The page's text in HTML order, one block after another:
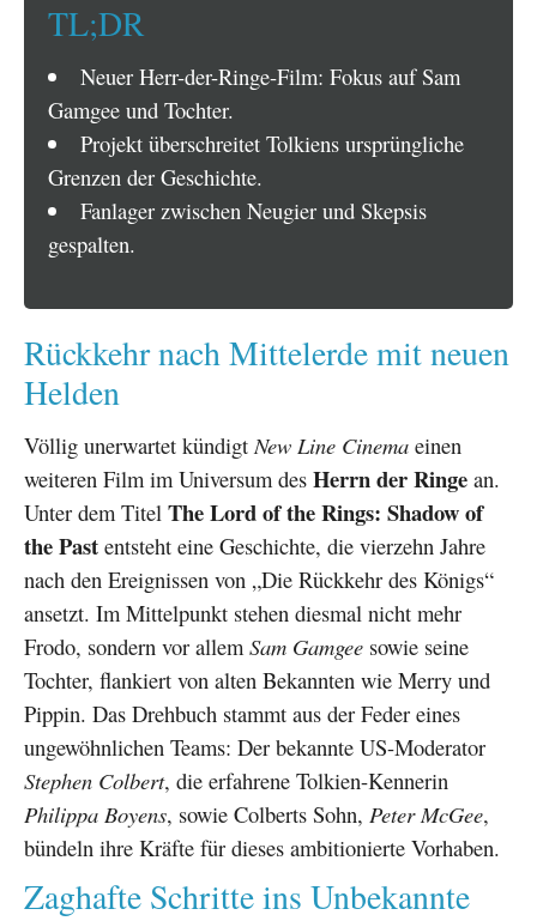
TL;DR
Neuer Herr-der-Ringe-Film: Fokus auf Sam
Gamgee und Tochter.
Projekt überschreitet Tolkiens ursprüngliche
Grenzen der Geschichte.
Fanlager zwischen Neugier und Skepsis
gespalten.
Rückkehr nach Mittelerde mit neuen
Helden
Völlig unerwartet kündigtNew Line Cinema einen
weiteren Film im Universum des Herrn der Ringe an.
Unter dem Titel The Lord of the Rings: Shadow of
the Past entsteht eine Geschichte, die vierzehn Jahre
nach den Ereignissen von „Die Rückkehr des Königs“
ansetzt. Im Mittelpunkt stehen diesmal nicht mehr
Frodo, sondern vor allem Sam Gamgee sowie seine
Tochter, flankiert von alten Bekannten wie Merry und
Pippin. Das Drehbuch stammt aus der Feder eines
ungewöhnlichen Teams: Der bekannte US-Moderator
Stephen Colbert, die erfahrene Tolkien-Kennerin
Philippa Boyens, sowie Colberts Sohn, Peter McGee,
bündeln ihre Kräfte für dieses ambitionierte Vorhaben.
Zaghafte Schritte ins Unbekannte